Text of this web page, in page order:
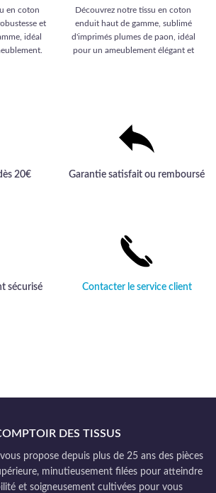
€.
actuel est :
14,99 €.
en coton
et
idéal
16,90 €.actuel est :
14,99 €.
Découvrez notre tissu en coton
enduit haut de gamme, sublimé
d'imprimés plumes de paon, idéal
pour un ameublement élégant et
20€ Garantie satisfait ou remboursé
sécurisé Contacter le service client
DES TISSUS
propose depuis plus de 25 ans des pièces
minutieusement filées pour atteindre
et soigneusement cultivées pour vous